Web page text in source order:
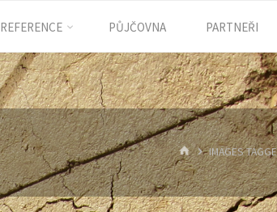
REFERENCE PŮJČOVNA PARTNEŘI
HOMEIMAGES